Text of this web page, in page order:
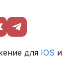
для IOS и